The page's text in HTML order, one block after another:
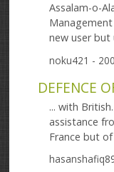
Assalam-o-
Management
new user but
noku421 -
DEFENCE
assistance
France but of